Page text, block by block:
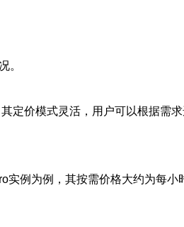
。
定价模式灵活，用户可以根据需
例为例，其按需价格大约为每